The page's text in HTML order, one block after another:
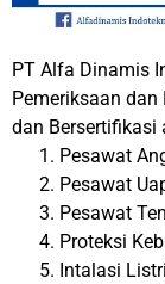
PT Alfa Dinamis
Pemeriksaan
dan Bersertifikasi
Pesawat
Pesawat
Pesawat
Proteksi
Intalasi